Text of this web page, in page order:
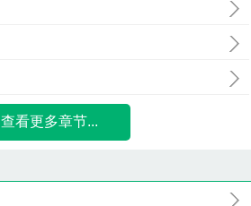
查看更多章节...